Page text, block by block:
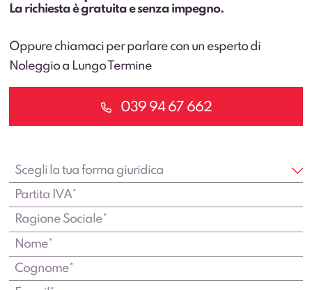
La richiesta è gratuita e senza impegno.
Oppure chiamaci per parlare con un esperto di
Noleggio a Lungo Termine
039 94 67 662